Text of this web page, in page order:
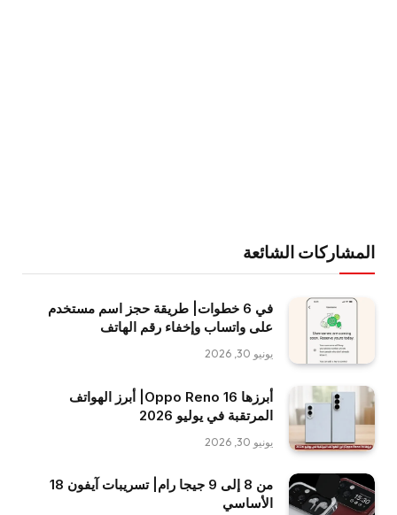
المشاركات الشائعة
في 6 خطوات| طريقة حجز اسم مستخدم
على واتساب وإخفاء رقم الهاتف
يونيو 30, 2026
أبرزها Oppo Reno 16| أبرز الهواتف
المرتقبة في يوليو 2026
يونيو 30, 2026
من 8 إلى 9 جيجا رام| تسريبات آيفون 18
الأساسي